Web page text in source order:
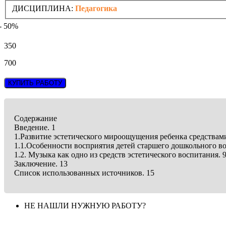
ДИСЦИПЛИНА: Педагогика
50%
350
700
КУПИТЬ РАБОТУ
Содержание
Введение. 1
1.Развитие эстетического мироощущения ребенка
1.1.Особенности восприятия детей старшего дошкольного
1.2. Музыка как одно из средств эстетического воспитания. 9
Заключение. 13
Список использованных источников. 15
НЕ НАШЛИ НУЖНУЮ РАБОТУ?